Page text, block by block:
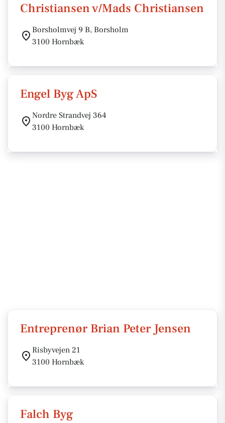
Christiansen v/Mads Christiansen
Borsholmvej 9 B, Borsholm
3100 Hornbæk
Engel Byg ApS
Nordre Strandvej 364
3100 Hornbæk
Entreprenør Brian Peter Jensen
Risbyvejen 21
3100 Hornbæk
Falch Byg